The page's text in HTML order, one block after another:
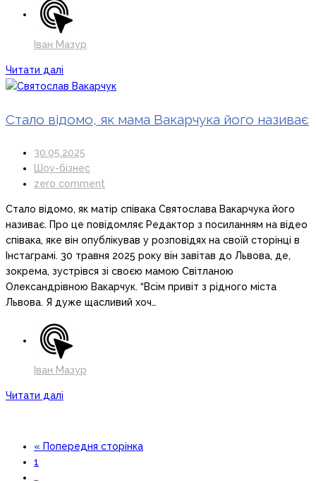
Іван Мазур
Читати далі
Стало відомо, як мама Вакарчука його називає
30.05.2025
Шоу-бізнес
zero comment
Стало відомо, як матір співака Святослава Вакарчука його
називає. Про це повідомляє Редактор з посиланням на відео
співака, яке він опублікував у розповідях на своїй сторінці в
Інстаграмі. 30 травня 2025 року він завітав до Львова, де,
зокрема, зустрівся зі своєю мамою Світланою
Олександрівною Вакарчук. “Всім привіт з рідного міста
Львова. Я дуже щасливий хоч…
Іван Мазур
Читати далі
« Попередня сторінка
1
…